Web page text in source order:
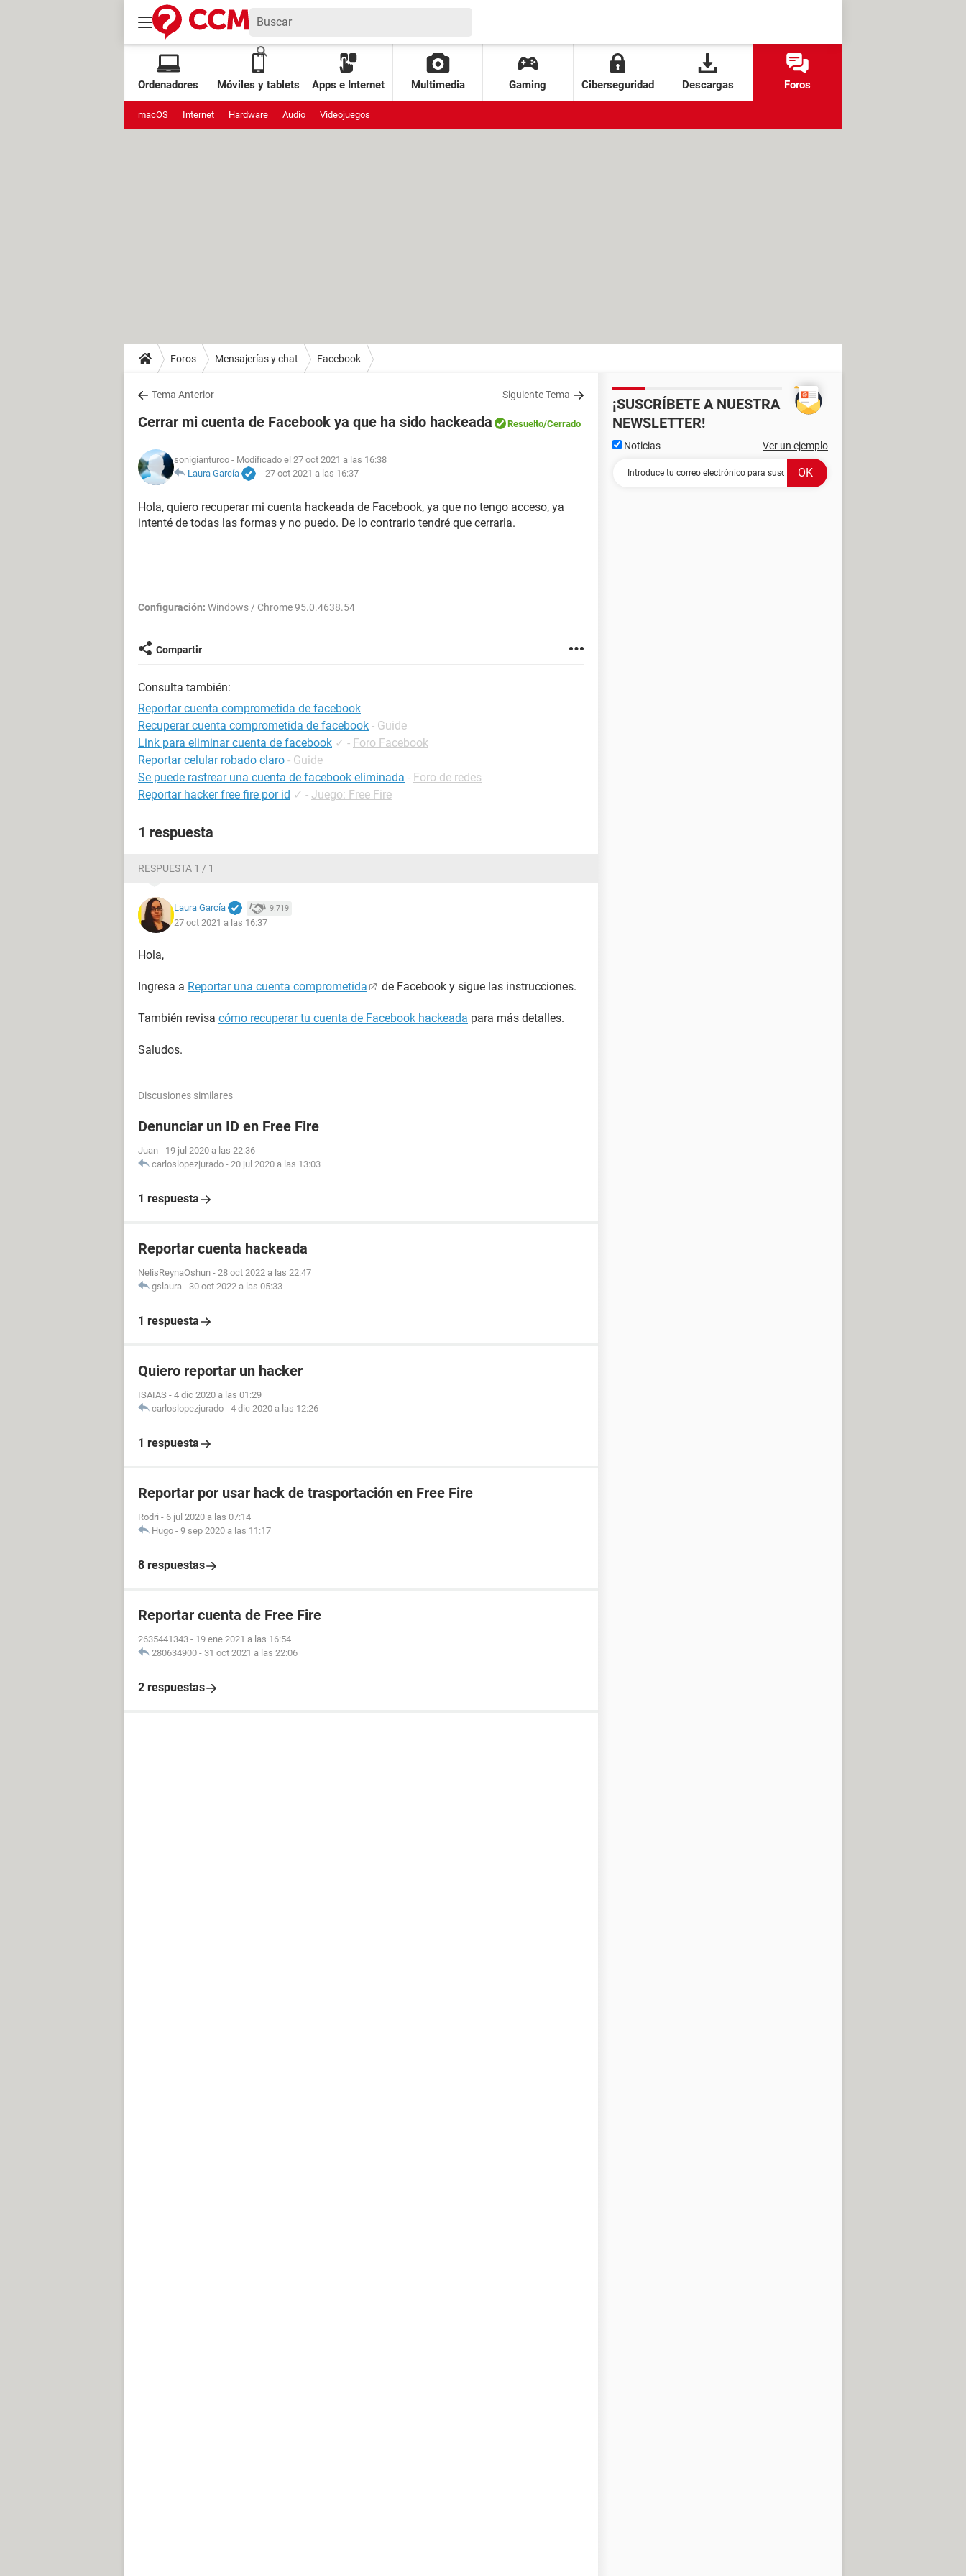
Ordenadores Móviles y tablets Apps e Internet Multimedia Gaming Ciberseguridad Descargas Foros
macOS Internet Hardware Audio Videojuegos
Foros Mensajerías y chat Facebook
Tema Anterior Siguiente Tema
Cerrar mi cuenta de Facebook ya que ha sido hackeada Resuelto/Cerrado
sonigianturco - Modificado el 27 oct 2021 a las 16:38
Laura García
- 27 oct 2021 a las 16:37
Hola, quiero recuperar mi cuenta hackeada de Facebook, ya que no tengo acceso, ya
intenté de todas las formas y no puedo. De lo contrario tendré que cerrarla.
Configuración: Windows / Chrome 95.0.4638.54
Compartir
Consulta también:
Reportar cuenta comprometida de facebook
Recuperar cuenta comprometida de facebook - Guide
Link para eliminar cuenta de facebook ✓ - Foro Facebook
Reportar celular robado claro - Guide
Se puede rastrear una cuenta de facebook eliminada - Foro de redes
Reportar hacker free fire por id ✓ - Juego: Free Fire
1 respuesta
RESPUESTA 1 / 1
Laura García 9.719
27 oct 2021 a las 16:37
Hola,
Ingresa a Reportar una cuenta comprometida de Facebook y sigue las instrucciones.
También revisa cómo recuperar tu cuenta de Facebook hackeada para más detalles.
Saludos.
Discusiones similares
Denunciar un ID en Free Fire
Juan - 19 jul 2020 a las 22:36
carloslopezjurado - 20 jul 2020 a las 13:03
1 respuesta
Reportar cuenta hackeada
NelisReynaOshun - 28 oct 2022 a las 22:47
gslaura - 30 oct 2022 a las 05:33
1 respuesta
Quiero reportar un hacker
ISAIAS - 4 dic 2020 a las 01:29
carloslopezjurado - 4 dic 2020 a las 12:26
1 respuesta
Reportar por usar hack de trasportación en Free Fire
Rodri - 6 jul 2020 a las 07:14
Hugo - 9 sep 2020 a las 11:17
8 respuestas
Reportar cuenta de Free Fire
2635441343 - 19 ene 2021 a las 16:54
280634900 - 31 oct 2021 a las 22:06
2 respuestas
¡SUSCRÍBETE A NUESTRA
NEWSLETTER!
Noticias Ver un ejemplo